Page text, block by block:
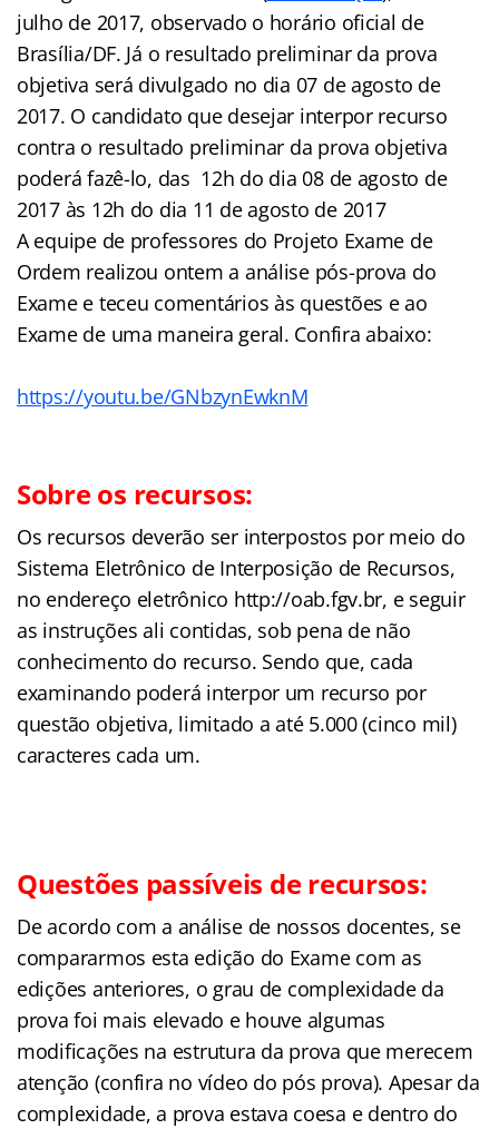
julho de 2017, observado o horário oficial de
Brasília/DF. Já o resultado preliminar da prova
objetiva será divulgado no dia 07 de agosto de
2017. O candidato que desejar interpor recurso
contra o resultado preliminar da prova objetiva
poderá fazê-lo, das 12h do dia 08 de agosto de
2017 às 12h do dia 11 de agosto de 2017
A equipe de professores do Projeto Exame de
Ordem realizou ontem a análise pós-prova do
Exame e teceu comentários às questões e ao
Exame de uma maneira geral. Confira abaixo:
https://youtu.be/GNbzynEwknM
Sobre os recursos:
Os recursos deverão ser interpostos por meio do
Sistema Eletrônico de Interposição de Recursos,
no endereço eletrônico http://oab.fgv.br, e seguir
as instruções ali contidas, sob pena de não
conhecimento do recurso. Sendo que, cada
examinando poderá interpor um recurso por
questão objetiva, limitado a até 5.000 (cinco mil)
caracteres cada um.
Questões passíveis de recursos:
De acordo com a análise de nossos docentes, se
compararmos esta edição do Exame com as
edições anteriores, o grau de complexidade da
prova foi mais elevado e houve algumas
modificações na estrutura da prova que merecem
atenção (confira no vídeo do pós prova). Apesar da
complexidade, a prova estava coesa e dentro do